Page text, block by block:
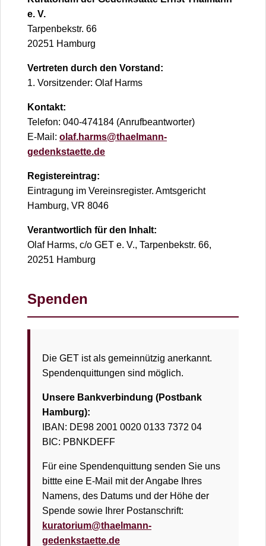
e. V.
Tarpenbekstr. 66
20251 Hamburg
Vertreten durch den Vorstand:
1. Vorsitzender: Olaf Harms
Kontakt:
Telefon: 040-474184 (Anrufbeantworter)
E-Mail: olaf.harms@thaelmann-
gedenkstaette.de
Registereintrag:
Eintragung im Vereinsregister. Amtsgericht
Hamburg, VR 8046
Verantwortlich für den Inhalt:
Olaf Harms, c/o GET e. V., Tarpenbekstr. 66,
20251 Hamburg
Spenden
Die GET ist als gemeinnützig anerkannt.
Spendenquittungen sind möglich.
Unsere Bankverbindung (Postbank
Hamburg):
IBAN: DE98 2001 0020 0133 7372 04
BIC: PBNKDEFF
Für eine Spendenquittung senden Sie uns
bittte eine E-Mail mit der Angabe Ihres
Namens, des Datums und der Höhe der
Spende sowie Ihrer Postanschrift:
kuratorium@thaelmann-
gedenkstaette.de